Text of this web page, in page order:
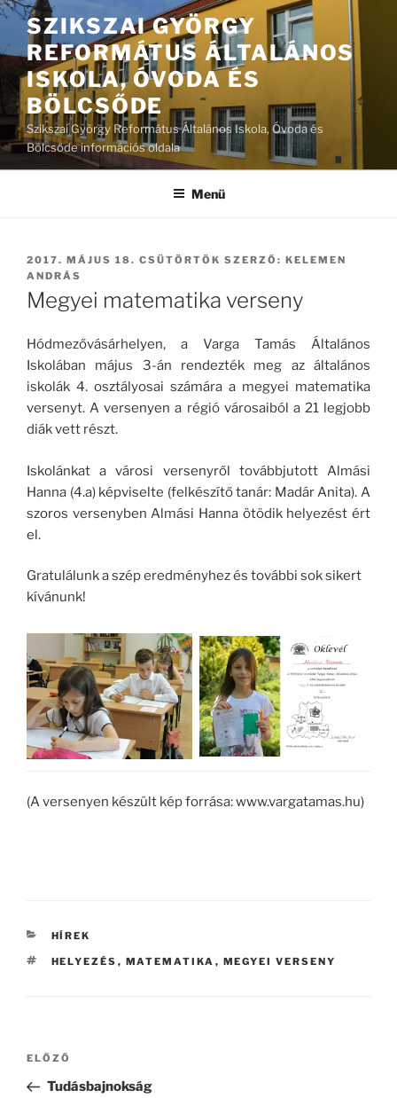
Tartalomhoz
SZIKSZAI GYÖRGY
REFORMÁTUS ÁLTALÁNOS
ISKOLA, ÓVODA ÉS
BÖLCSŐDE
Szikszai György Református Általános Iskola, Óvoda és
Bölcsőde információs oldala
Menü
BEKÜLDVE:
2017. MÁJUS 18. CSÜTÖRTÖK SZERZŐ: KELEMEN
ANDRÁS
Megyei matematika verseny
Hódmezővásárhelyen, a Varga Tamás Általános
Iskolában május 3-án rendezték meg az általános
iskolák 4. osztályosai számára a megyei matematika
versenyt. A versenyen a régió városaiból a 21 legjobb
diák vett részt.
Iskolánkat a városi versenyről továbbjutott Almási
Hanna (4.a) képviselte (felkészítő tanár: Madár Anita). A
szoros versenyben Almási Hanna ötödik helyezést ért
el.
Gratulálunk a szép eredményhez és további sok sikert
kívánunk!
(A versenyen készült kép forrása: www.vargatamas.hu)
KATEGÓRIÁK
HÍREK
CÍMKÉK
HELYEZÉS , MATEMATIKA , MEGYEI VERSENY
Bejegyzés
Korábbi
bejegyzés
ELŐZŐ
Tudásbajnokság